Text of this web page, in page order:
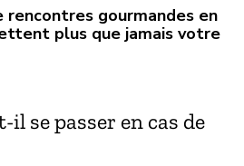
rencontres gourmandes en
plus que jamais votre
se passer en cas de